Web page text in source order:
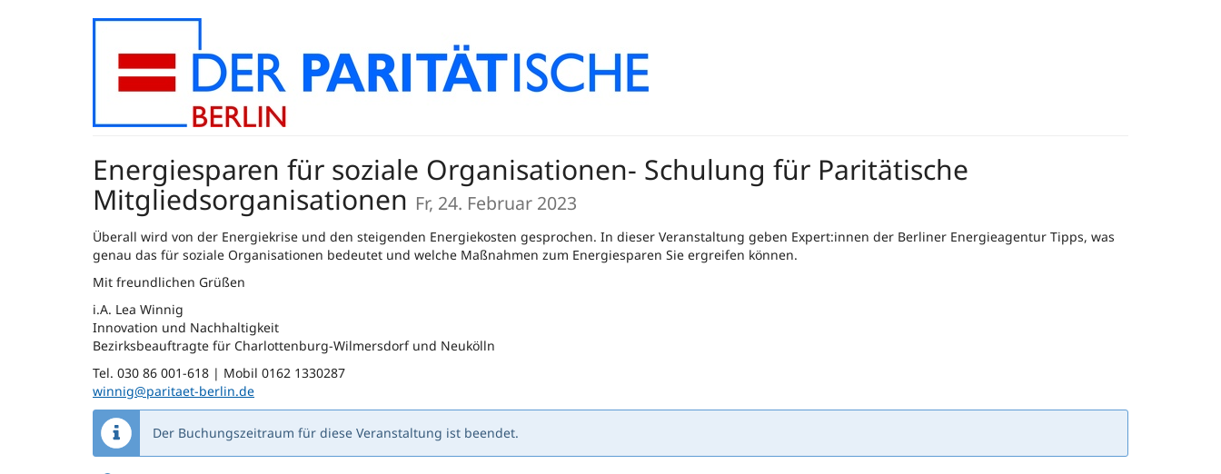
Energiesparen für soziale Organisationen- Schulung für Paritätische
Mitgliedsorganisationen Fr, 24. Februar 2023
Überall wird von der Energiekrise und den steigenden Energiekosten gesprochen. In dieser Veranstaltung geben Expert:innen der Berliner Energieagentur Tipps, was
genau das für soziale Organisationen bedeutet und welche Maßnahmen zum Energiesparen Sie ergreifen können.
Mit freundlichen Grüßen
i.A. Lea Winnig
Innovation und Nachhaltigkeit
Bezirksbeauftragte für Charlottenburg-Wilmersdorf und Neukölln
Tel. 030 86 001-618 | Mobil 0162 1330287
winnig@paritaet-berlin.de
Der Buchungszeitraum für diese Veranstaltung ist beendet.